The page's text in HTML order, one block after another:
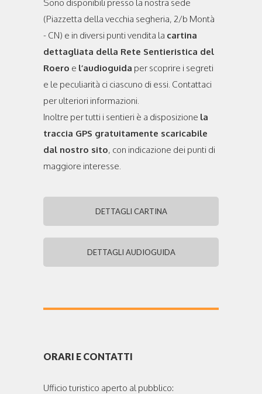
Sono disponibili presso la nostra sede
(Piazzetta della vecchia segheria, 2/b Montà
- CN) e in diversi punti vendita la cartina
dettagliata della Rete Sentieristica del
Roero e l’audioguida per scoprire i segreti
e le peculiarità ci ciascuno di essi. Contattaci
per ulteriori informazioni.
Inoltre per tutti i sentieri è a disposizione la
traccia GPS gratuitamente scaricabile
dal nostro sito, con indicazione dei punti di
maggiore interesse.
DETTAGLI CARTINA
DETTAGLI AUDIOGUIDA
ORARI E CONTATTI
Ufficio turistico aperto al pubblico: